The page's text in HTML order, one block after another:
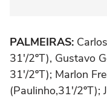
PALMEIRAS:
31'/2ºT), Gustavo
31'/2ºT); Marlon
(Paulinho,31'/2ºT);